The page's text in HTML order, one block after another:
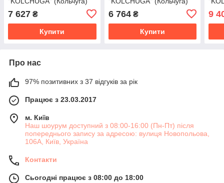
7 627 ₴
Купити
6 764₴
Купити
9
Про нас
97% позитивних з 37 відгуків за рік
Працює з 23.03.2017
м. Київ
Наш шоурум доступний з 08:00-16:00 (Пн-Пт) після
попереднього запису за адресою: вулиця Новопольова,
106А, Київ, Україна
Контакти
Сьогодні працює з 08:00 до 18:00